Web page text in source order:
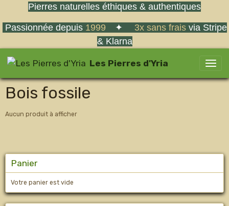
Pierres naturelles éthiques & authentiques
Passionnée depuis 1999 ✦ 3x sans fraisvia Stripe
& Klarna
Les Pierres d'Yria
Bois fossile
Aucun produit à afficher
Panier
Votre panier est vide